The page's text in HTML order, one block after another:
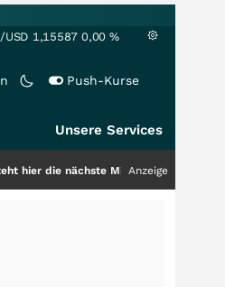
USD 1,15587 0,00 %
Push-Kurse
Unsere Services
Milliardenstory?+++ Anzeige